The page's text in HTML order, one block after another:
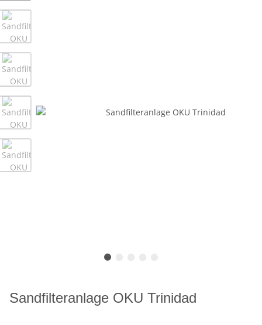
Sandfilteranlage OKU Trinidad